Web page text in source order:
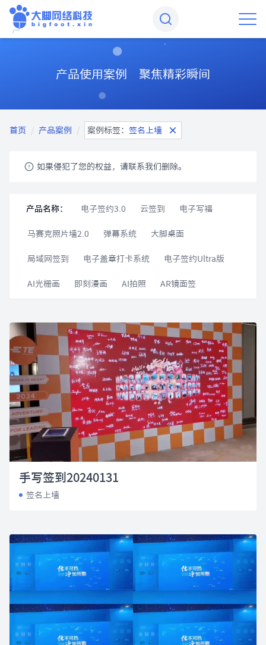
产品使用案例 聚焦精彩瞬间
首页 / 产品案例 / 案例标签： 签名上墙
如果侵犯了您的权益，请联系我们删除。
产品名称： 电子签约3.0 云签到 电子写福
马赛克照片墙2.0 弹幕系统 大脚桌面
局域网签到 电子盖章打卡系统 电子签约Ultra版
AI光栅画 即刻漫画 AI拍照 AR镜面签
手写签到20240131
签名上墙